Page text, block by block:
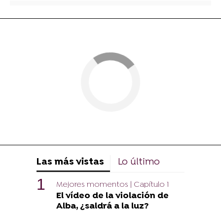
Las más vistas Lo último
Mejores momentos | Capítulo 1
El vídeo de la violación de
Alba, ¿saldrá a la luz?